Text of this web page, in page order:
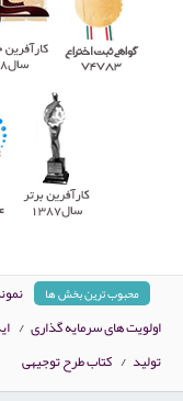
محبوب ترین بخش ها
اولویت های سرمایه گذاری /
تولید / کتاب طرح توجیهی